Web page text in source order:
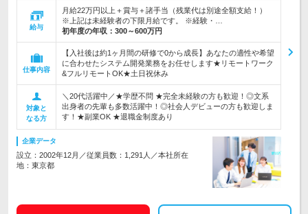
給与
月給22万円以上＋賞与＋諸手当（残業代は別途全額支給！）
※上記は未経験者の下限月給です。 ※経験・…
初年度の年収： 300～600万円
仕事内容
【入社後は約1ヶ月間の研修で0から成長】あなたの適性や希望
に合わせたシステム開発業務をお任せします★リモートワーク
&フルリモートOK★土日祝休み
対象と
なる方
＼20代活躍中／★学歴不問 ★完全未経験の方も歓迎！◎文系
出身者の先輩も多数活躍中！◎社会人デビューの方も歓迎しま
す！★副業OK ★退職金制度あり
企業データ
設立：2002年12月／従業員数：1,291人／本社所在
地：東京都